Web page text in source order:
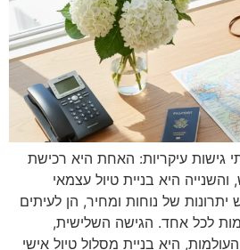
גישות עיקריות: האחת היא רכישת
היא בניית טיול עצמאי
של נוחות ומחיר, הן לעיתים
לכל אחד. הגישה השלישית,
היא בניית מסלול טיול אישי